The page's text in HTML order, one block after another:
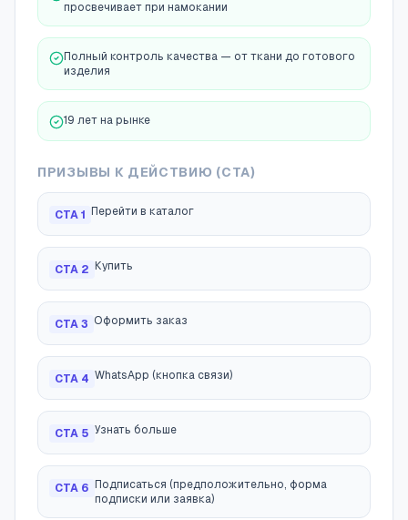
просвечивает при намокании
Полный контроль качества — от ткани до готового
изделия
19 лет на рынке
ПРИЗЫВЫ К ДЕЙСТВИЮ (CTA)
CTA 1 Перейти в каталог
CTA 2 Купить
CTA 3 Оформить заказ
CTA 4 WhatsApp (кнопка связи)
CTA 5 Узнать больше
CTA 6
Подписаться (предположительно, форма
подписки или заявка)